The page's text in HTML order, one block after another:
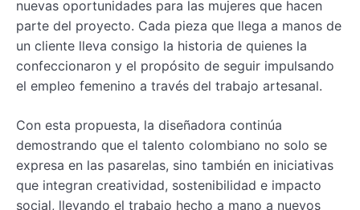
nuevas oportunidades para las mujeres que hacen
parte del proyecto. Cada pieza que llega a manos de
un cliente lleva consigo la historia de quienes la
confeccionaron y el propósito de seguir impulsando
el empleo femenino a través del trabajo artesanal.
Con esta propuesta, la diseñadora continúa
demostrando que el talento colombiano no solo se
expresa en las pasarelas, sino también en iniciativas
que integran creatividad, sostenibilidad e impacto
social, llevando el trabajo hecho a mano a nuevos